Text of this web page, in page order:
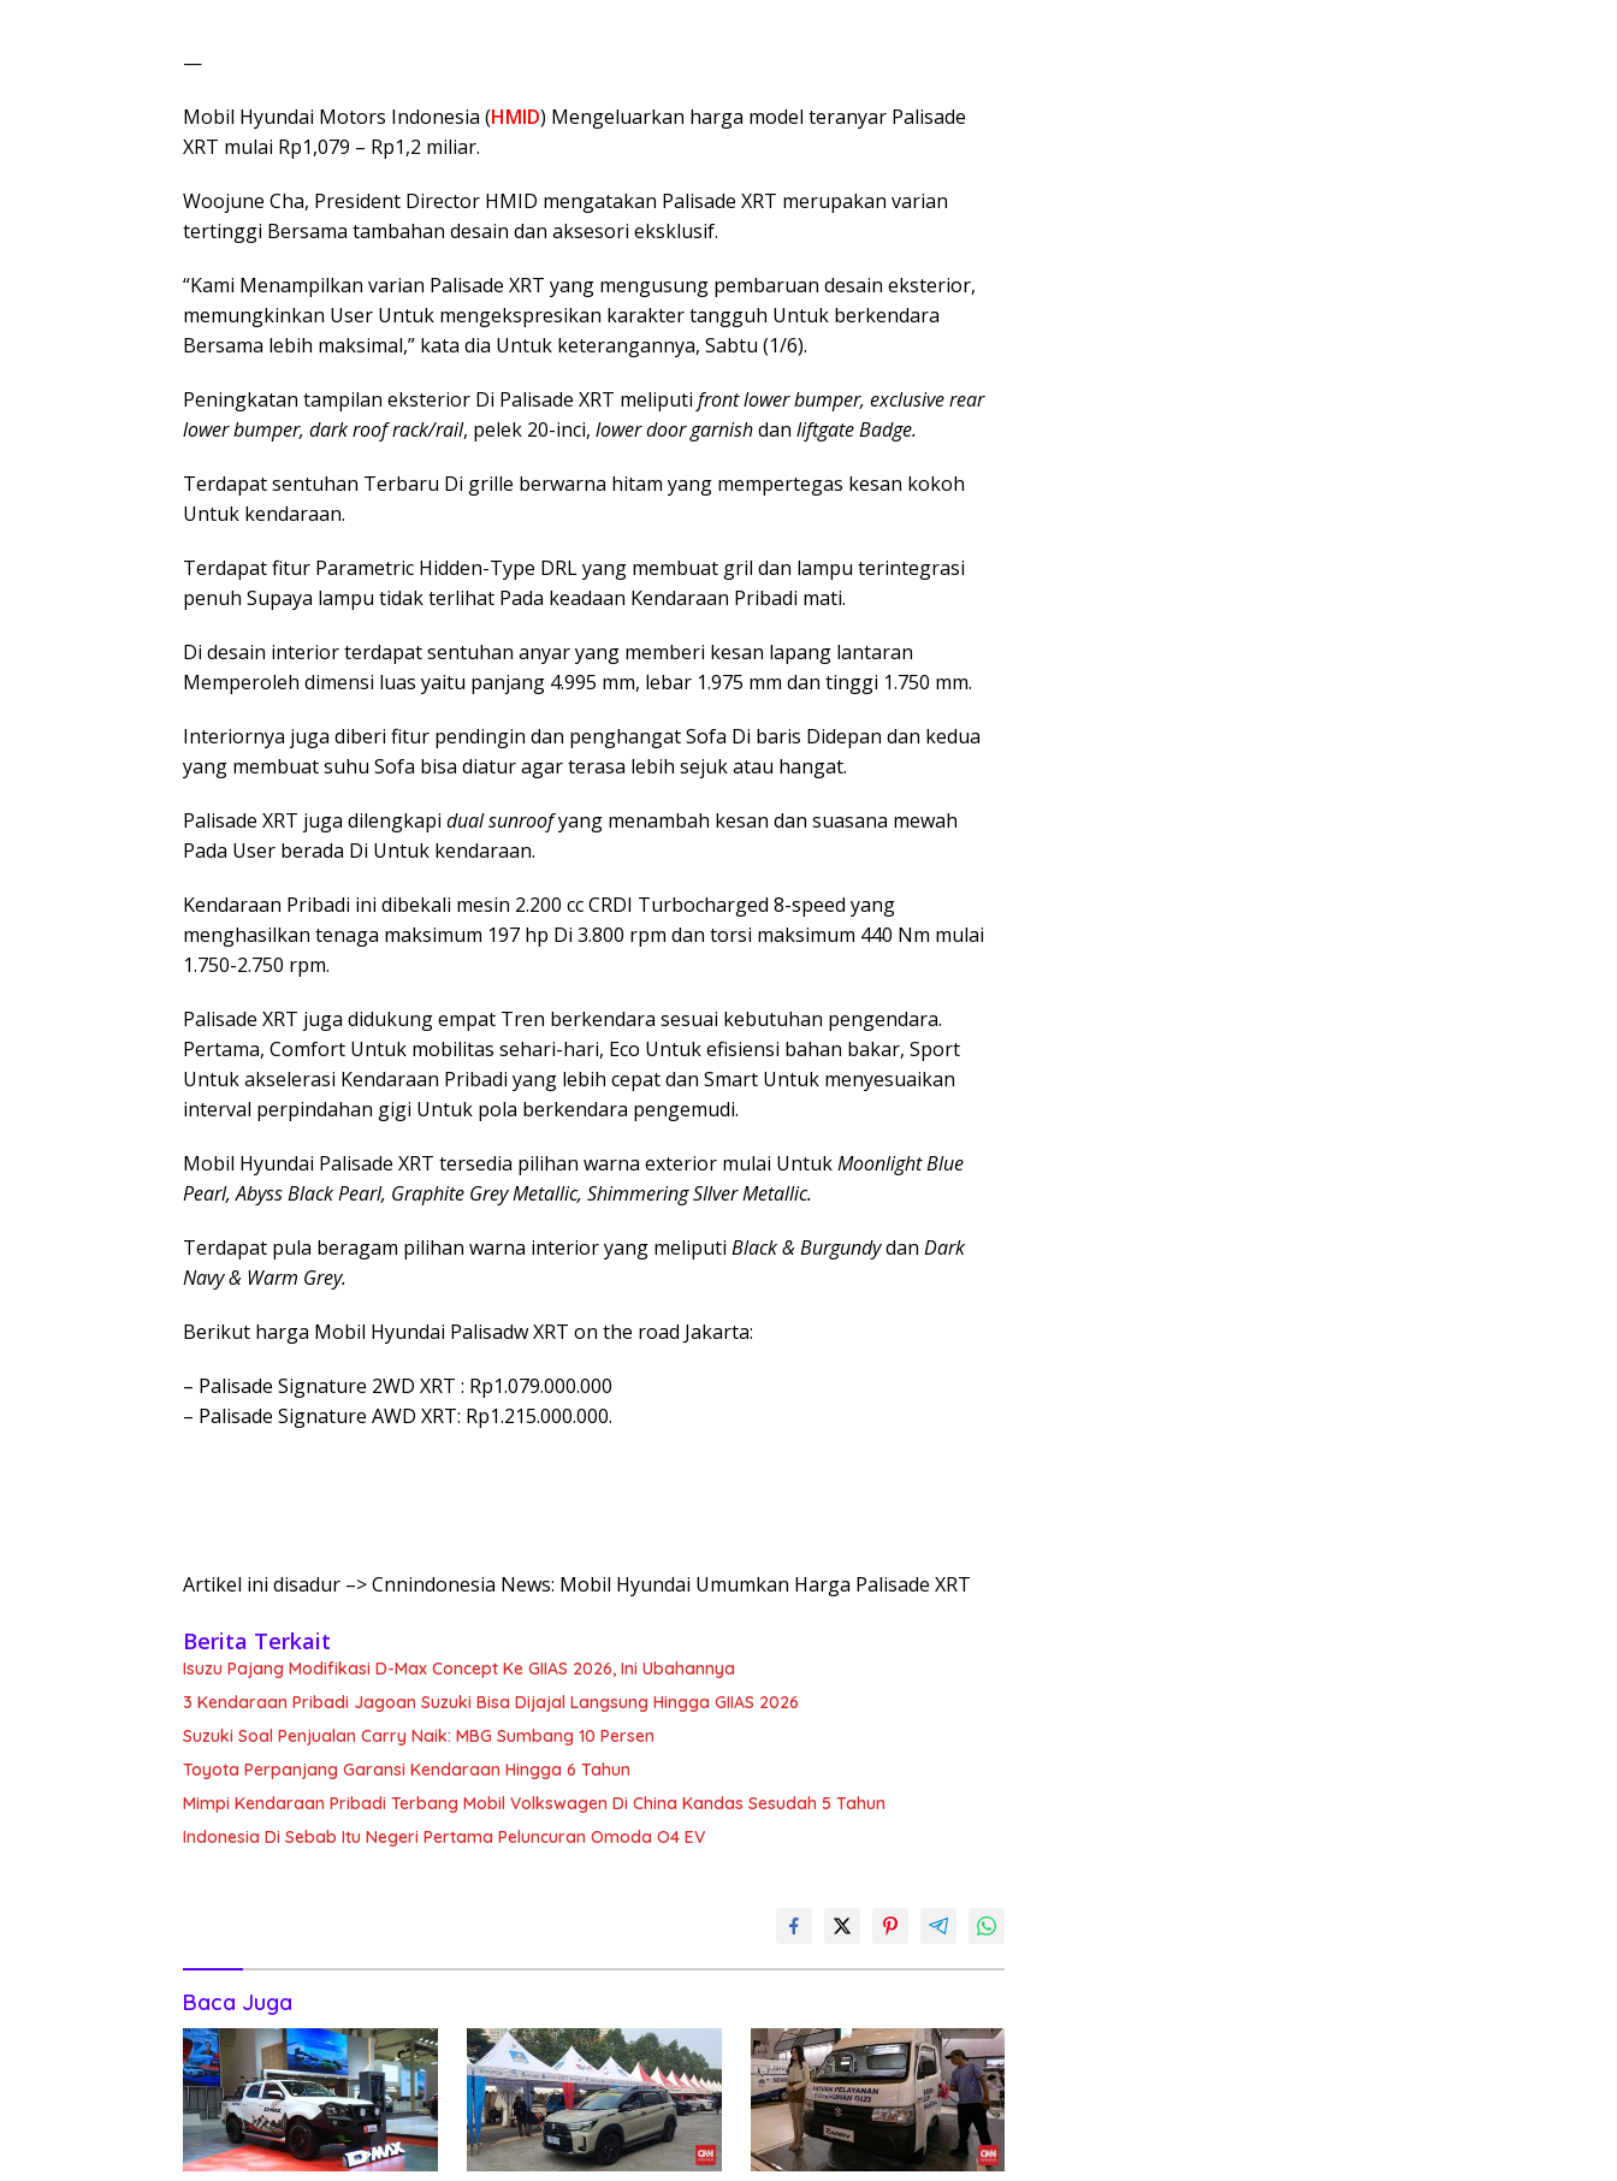
—
Mobil Hyundai Motors Indonesia (HMID) Mengeluarkan harga model teranyar Palisade
XRT mulai Rp1,079 – Rp1,2 miliar.
Woojune Cha, President Director HMID mengatakan Palisade XRT merupakan varian
tertinggi Bersama tambahan desain dan aksesori eksklusif.
“Kami Menampilkan varian Palisade XRT yang mengusung pembaruan desain eksterior,
memungkinkan User Untuk mengekspresikan karakter tangguh Untuk berkendara
Bersama lebih maksimal,” kata dia Untuk keterangannya, Sabtu (1/6).
Peningkatan tampilan eksterior Di Palisade XRT meliputi front lower bumper, exclusive rear
lower bumper, dark roof rack/rail, pelek 20-inci, lower door garnishdan liftgate Badge.
Terdapat sentuhan Terbaru Di grille berwarna hitam yang mempertegas kesan kokoh
Untuk kendaraan.
Terdapat fitur Parametric Hidden-Type DRL yang membuat gril dan lampu terintegrasi
penuh Supaya lampu tidak terlihat Pada keadaan Kendaraan Pribadi mati.
Di desain interior terdapat sentuhan anyar yang memberi kesan lapang lantaran
Memperoleh dimensi luas yaitu panjang 4.995 mm, lebar 1.975 mm dan tinggi 1.750 mm.
Interiornya juga diberi fitur pendingin dan penghangat Sofa Di baris Didepan dan kedua
yang membuat suhu Sofa bisa diatur agar terasa lebih sejuk atau hangat.
Palisade XRT juga dilengkapi dual sunroofyang menambah kesan dan suasana mewah
Pada User berada Di Untuk kendaraan.
Kendaraan Pribadi ini dibekali mesin 2.200 cc CRDI Turbocharged 8-speed yang
menghasilkan tenaga maksimum 197 hp Di 3.800 rpm dan torsi maksimum 440 Nm mulai
1.750-2.750 rpm.
Palisade XRT juga didukung empat Tren berkendara sesuai kebutuhan pengendara.
Pertama, Comfort Untuk mobilitas sehari-hari, Eco Untuk efisiensi bahan bakar, Sport
Untuk akselerasi Kendaraan Pribadi yang lebih cepat dan Smart Untuk menyesuaikan
interval perpindahan gigi Untuk pola berkendara pengemudi.
Mobil Hyundai Palisade XRT tersedia pilihan warna exterior mulai UntukMoonlight Blue
Pearl, Abyss Black Pearl, Graphite Grey Metallic, Shimmering SIlver Metallic.
Terdapat pula beragam pilihan warna interior yang meliputi Black & Burgundydan Dark
Navy & Warm Grey.
Berikut harga Mobil Hyundai Palisadw XRT on the road Jakarta:
– Palisade Signature 2WD XRT : Rp1.079.000.000
– Palisade Signature AWD XRT: Rp1.215.000.000.
Artikel ini disadur –> Cnnindonesia News: Mobil Hyundai Umumkan Harga Palisade XRT
Berita Terkait
Isuzu Pajang Modifikasi D-Max Concept Ke GIIAS 2026, Ini Ubahannya
3 Kendaraan Pribadi Jagoan Suzuki Bisa Dijajal Langsung Hingga GIIAS 2026
Suzuki Soal Penjualan Carry Naik: MBG Sumbang 10 Persen
Toyota Perpanjang Garansi Kendaraan Hingga 6 Tahun
Mimpi Kendaraan Pribadi Terbang Mobil Volkswagen Di China Kandas Sesudah 5 Tahun
Indonesia Di Sebab Itu Negeri Pertama Peluncuran Omoda O4 EV
Baca Juga